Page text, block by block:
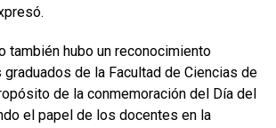
también hubo un reconocimiento
de la Facultad de Ciencias de
de la conmemoración del Día del
el papel de los docentes en la